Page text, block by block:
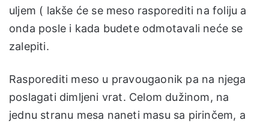
uljem ( lakše će se meso rasporediti na foliju a
onda posle i kada budete odmotavali neće se
zalepiti.
Rasporediti meso u pravougaonik pa na njega
poslagati dimljeni vrat. Celom dužinom, na
jednu stranu mesa naneti masu sa pirinčem, a